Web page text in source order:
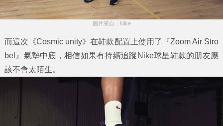
圖片來自：Nike
而這次《Cosmic unity》在鞋款配置上使用了『Zoom Air Stro
bel』氣墊中底，相信如果有持續追蹤Nike球星鞋款的朋友應
該不會太陌生。